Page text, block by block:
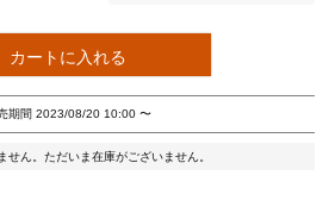
カートに入れる
期間 2023/08/20 10:00 〜
せん。ただいま在庫がございません。